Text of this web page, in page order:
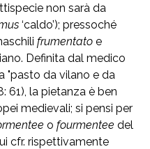
non sarà da
‘caldo’); pressoché
frumentato e
Definita dal medico
"pasto da vilano e da
61), la pietanza è ben
medievali; si pensi per
o fourmentee del
cfr. rispettivamente